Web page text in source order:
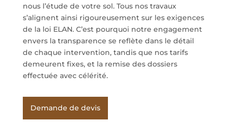
nous l’étude de votre sol. Tous nos travaux
s’alignent ainsi rigoureusement sur les exigences
de la loi ELAN. C’est pourquoi notre engagement
envers la transparence se reflète dans le détail
de chaque intervention, tandis que nos tarifs
demeurent fixes, et la remise des dossiers
effectuée avec célérité.
Demande de devis